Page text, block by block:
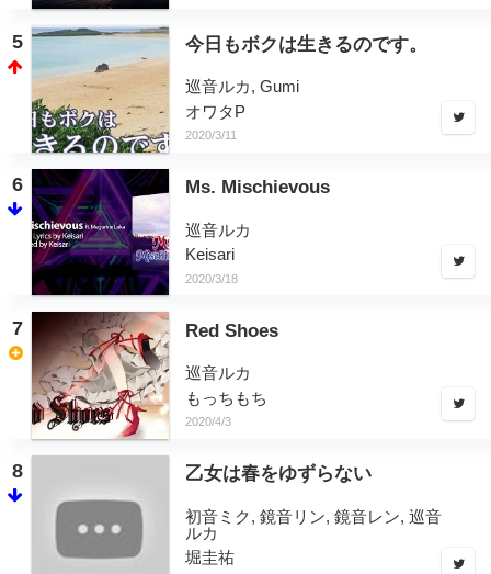
5 今日もボクは生きるのです。
巡音ルカ, Gumi
オワタP
2020/3/11
6 Ms. Mischievous
巡音ルカ
Keisari
2020/3/18
7 Red Shoes
巡音ルカ
もっちもち
2020/4/3
8 乙女は春をゆずらない
初音ミク, 鏡音リン, 鏡音レン, 巡音
ルカ
堀圭祐